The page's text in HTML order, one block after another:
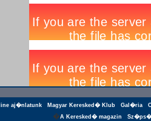
aj�nlatunk Magyar Keresked� Klub Gal�ria
�A Keresked� magazin